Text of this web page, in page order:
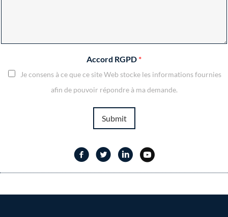
Accord RGPD *
Je consens à ce que ce site Web stocke les informations fournies
afin de pouvoir répondre à ma demande.
Submit